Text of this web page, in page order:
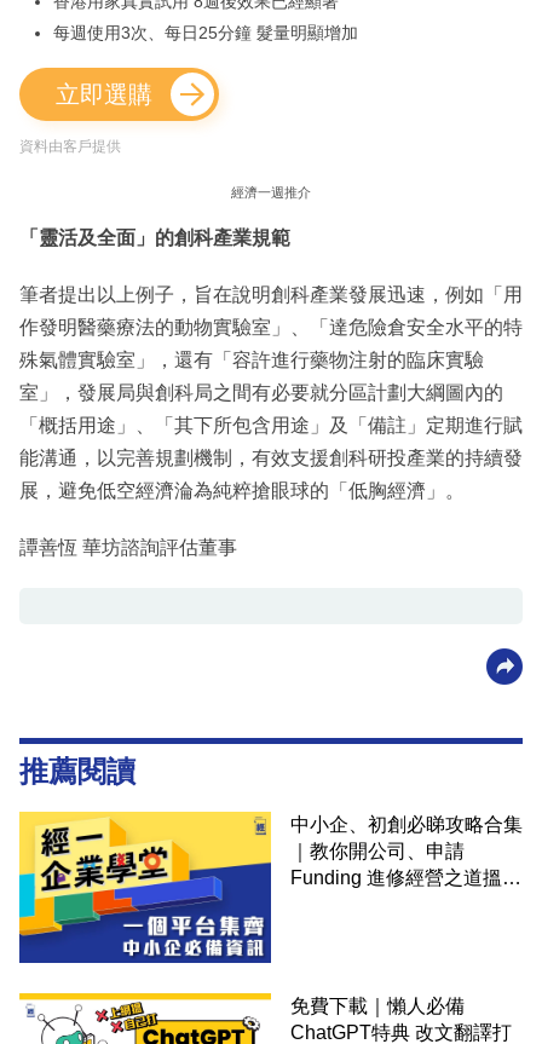
每週使用3次、每日25分鐘 髮量明顯增加
立即選購
資料由客戶提供
經濟一週推介
「靈活及全面」的創科產業規範
筆者提出以上例子，旨在說明創科產業發展迅速，例如「用
作發明醫藥療法的動物實驗室」、「達危險倉安全水平的特
殊氣體實驗室」，還有「容許進行藥物注射的臨床實驗
室」，發展局與創科局之間有必要就分區計劃大綱圖內的
「概括用途」、「其下所包含用途」及「備註」定期進行賦
能溝通，以完善規劃機制，有效支援創科研投產業的持續發
展，避免低空經濟淪為純粹搶眼球的「低胸經濟」。
譚善恆 華坊諮詢評估董事
推薦閱讀
中小企、初創必睇攻略合集
｜教你開公司、申請
Funding 進修經營之道搵大
免費下載｜懶人必備
ChatGPT特典 改文翻譯打